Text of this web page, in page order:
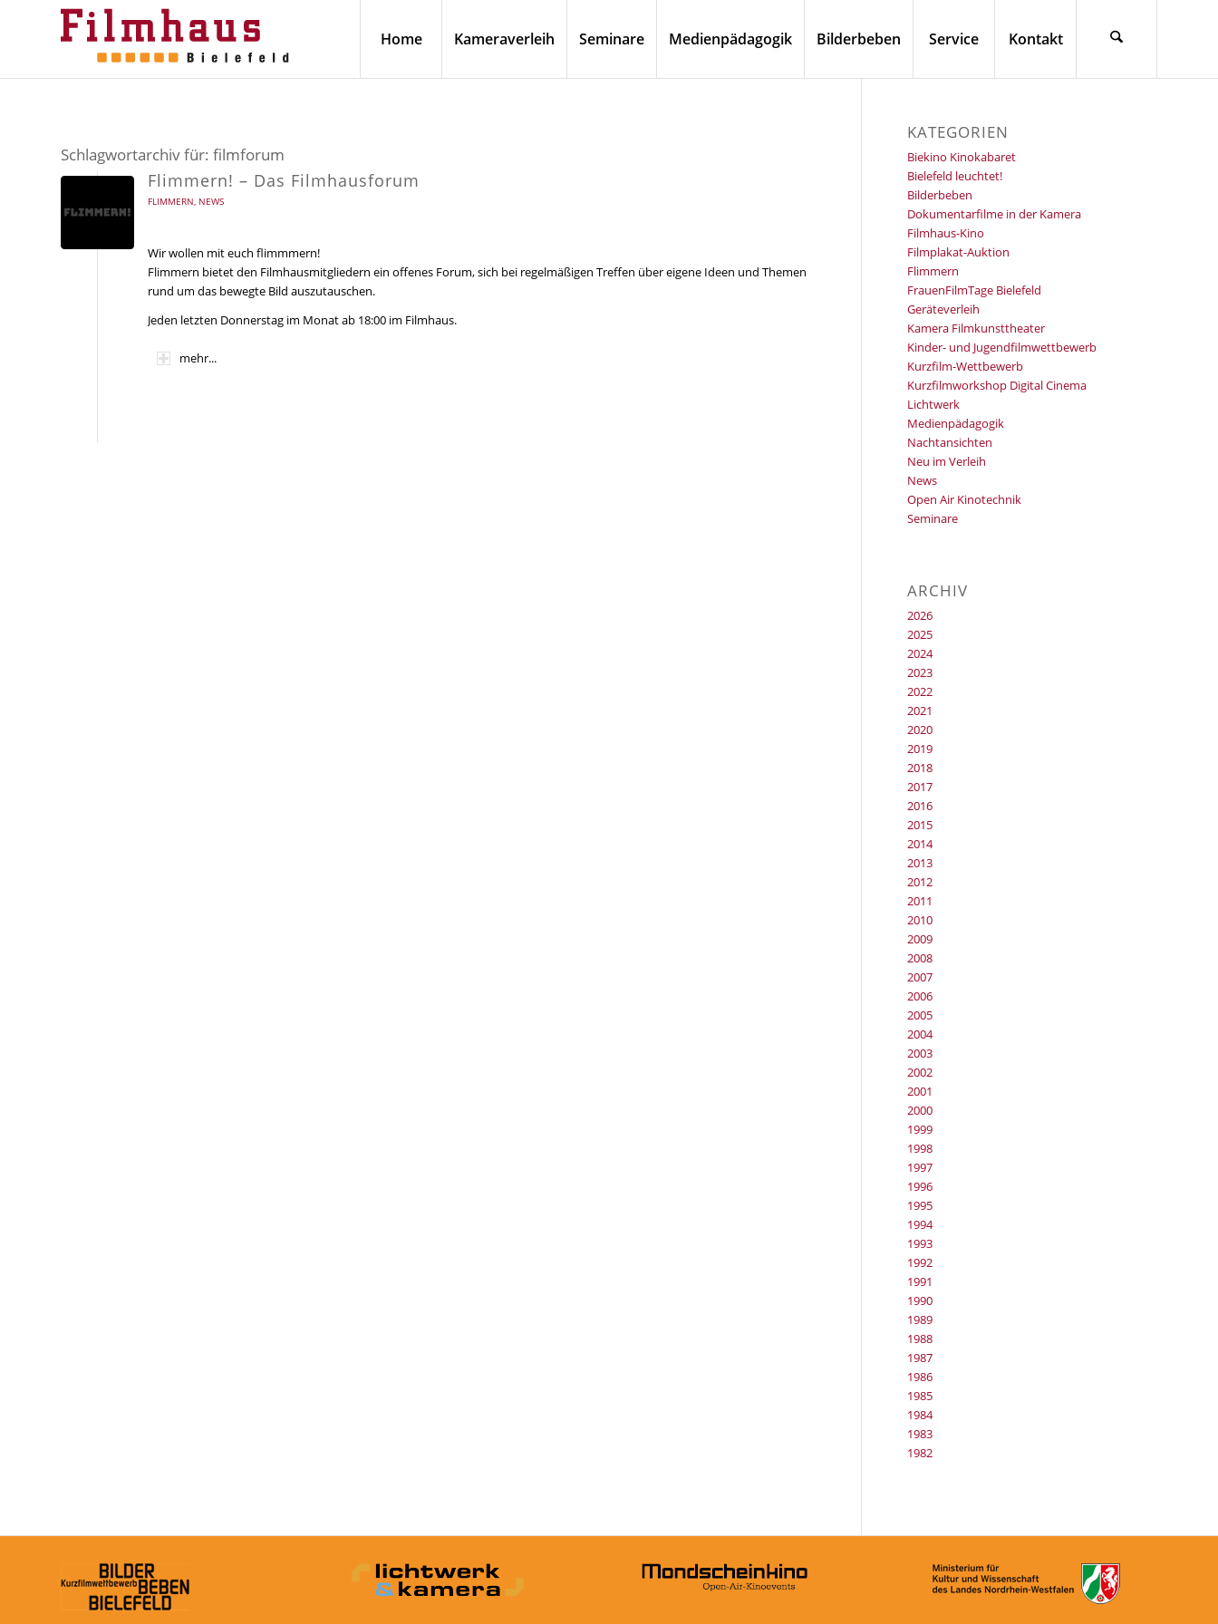
Home Kameraverleih Seminare Medienpädagogik Bilderbeben Service Kontakt
Schlagwortarchiv für: filmforum
Flimmern! – Das Filmhausforum
FLIMMERN, NEWS
Wir wollen mit euch flimmmern!
Flimmern bietet den Filmhausmitgliedern ein offenes Forum, sich bei regelmäßigen Treffen über eigene Ideen und Themen
rund um das bewegte Bild auszutauschen.
Jeden letzten Donnerstag im Monat ab 18:00 im Filmhaus.
mehr...
KATEGORIEN
Biekino Kinokabaret
Bielefeld leuchtet!
Bilderbeben
Dokumentarfilme in der Kamera
Filmhaus-Kino
Filmplakat-Auktion
Flimmern
FrauenFilmTage Bielefeld
Geräteverleih
Kamera Filmkunsttheater
Kinder- und Jugendfilmwettbewerb
Kurzfilm-Wettbewerb
Kurzfilmworkshop Digital Cinema
Lichtwerk
Medienpädagogik
Nachtansichten
Neu im Verleih
News
Open Air Kinotechnik
Seminare
ARCHIV
2026
2025
2024
2023
2022
2021
2020
2019
2018
2017
2016
2015
2014
2013
2012
2011
2010
2009
2008
2007
2006
2005
2004
2003
2002
2001
2000
1999
1998
1997
1996
1995
1994
1993
1992
1991
1990
1989
1988
1987
1986
1985
1984
1983
1982